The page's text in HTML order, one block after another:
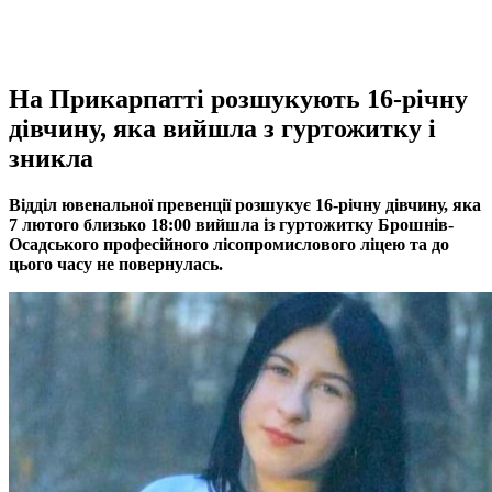
На Прикарпатті розшукують 16-річну
дівчину, яка вийшла з гуртожитку і
зникла
Відділ ювенальної превенції розшукує 16-річну дівчину, яка
7 лютого близько 18:00 вийшла із гуртожитку Брошнів-
Осадського професійного лісопромислового ліцею та до
цього часу не повернулась.